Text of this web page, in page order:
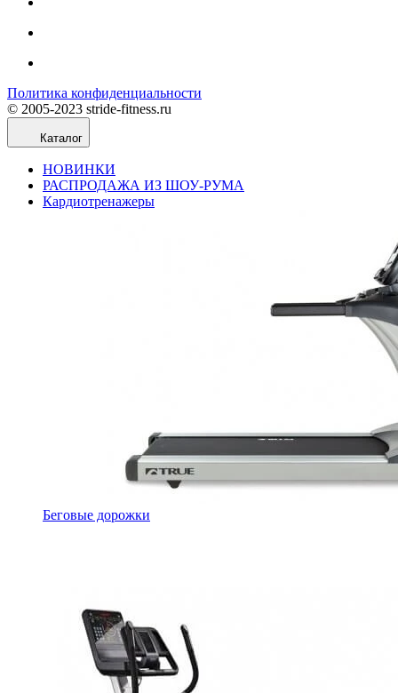
Политика конфиденциальности
© 2005-2023 stride-fitness.ru
Каталог
НОВИНКИ
РАСПРОДАЖА ИЗ ШОУ-РУМА
Кардиотренажеры
Беговые дорожки